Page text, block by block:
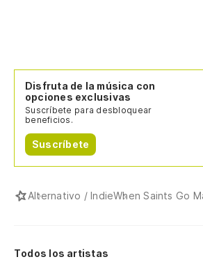
Disfruta de la música con
opciones exclusivas
Suscríbete para desbloquear
beneficios.
Suscríbete
Alternativo / IndieWhen Saints Go
Todos los artistas